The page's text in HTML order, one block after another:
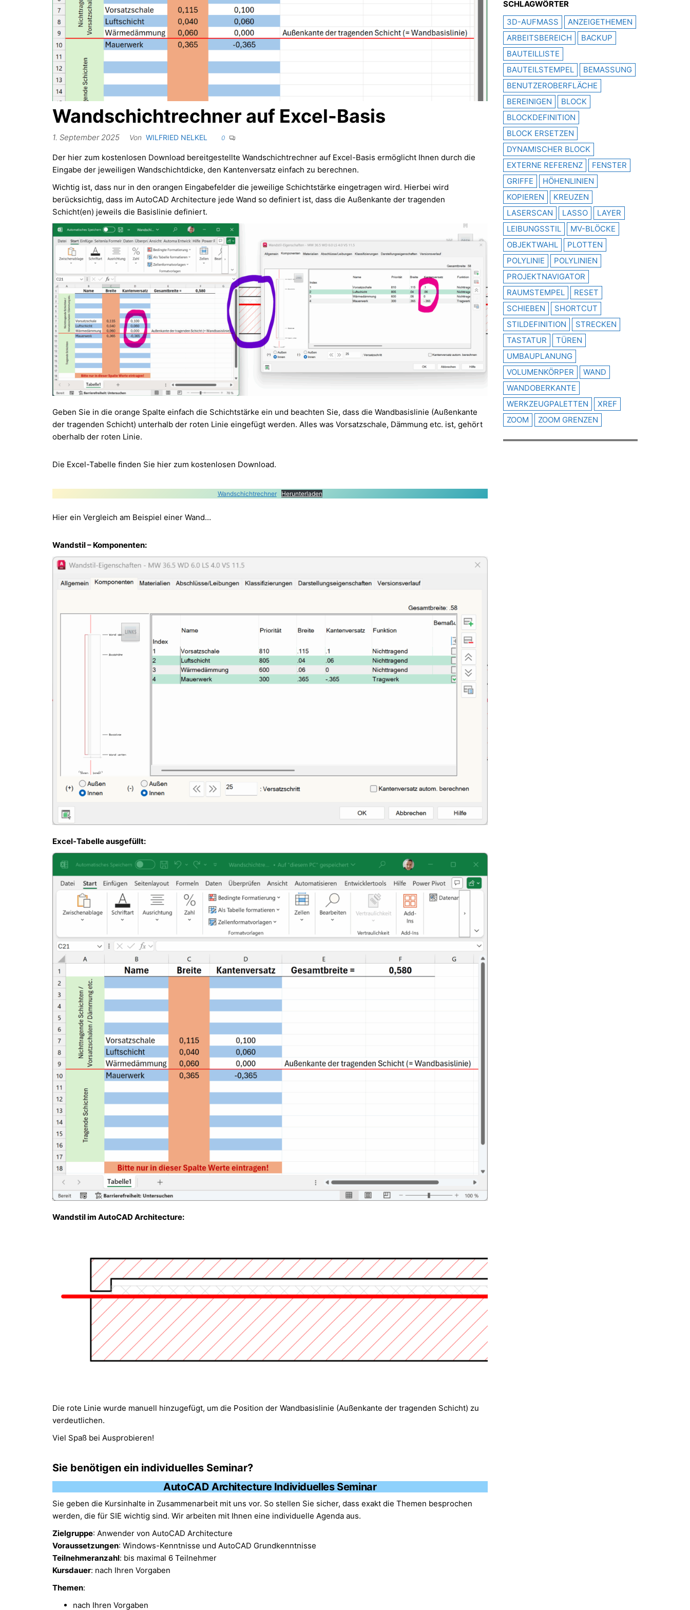
Wandschichtrechner auf Excel-Basis
1. September 2025 Von WILFRIED NELKEL 0
Der hier zum kostenlosen Download bereitgestellte Wandschichtrechner auf Excel-Basis ermöglicht Ihnen durch die
Eingabe der jeweiligen Wandschichtdicke, den Kantenversatz einfach zu berechnen.
Wichtig ist, dass nur in den orangen Eingabefelder die jeweilige Schichtstärke eingetragen wird. Hierbei wird
berücksichtig, dass im AutoCAD Architecture jede Wand so definiert ist, dass die Außenkante der tragenden
Schicht(en) jeweils die Basislinie definiert.
Geben Sie in die orange Spalte einfach die Schichtstärke ein und beachten Sie, dass die Wandbasislinie (Außenkante
der tragenden Schicht) unterhalb der roten Linie eingefügt werden. Alles was Vorsatzschale, Dämmung etc. ist, gehört
oberhalb der roten Linie.
Die Excel-Tabelle finden Sie hier zum kostenlosen Download.
Wandschichtrechner Herunterladen
Hier ein Vergleich am Beispiel einer Wand…
Wandstil – Komponenten:
Excel-Tabelle ausgefüllt:
Wandstil im AutoCAD Architecture:
Die rote Linie wurde manuell hinzugefügt, um die Position der Wandbasislinie (Außenkante der tragenden Schicht) zu
verdeutlichen.
Viel Spaß bei Ausprobieren!
Sie benötigen ein individuelles Seminar?
AutoCAD Architecture Individuelles Seminar
Sie geben die Kursinhalte in Zusammenarbeit mit uns vor. So stellen Sie sicher, dass exakt die Themen besprochen
werden, die für SIE wichtig sind. Wir arbeiten mit Ihnen eine individuelle Agenda aus.
Zielgruppe: Anwender von AutoCAD Architecture
Voraussetzungen: Windows-Kenntnisse und AutoCAD Grundkenntnisse
Teilnehmeranzahl: bis maximal 6 Teilnehmer
Kursdauer: nach Ihren Vorgaben
Themen:
nach Ihren Vorgaben
SCHLAGWÖRTER
3D-AUFMASS
ANZEIGETHEMEN
ARBEITSBEREICH
BACKUP
BAUTEILLISTE
BAUTEILSTEMPEL
BEMASSUNG
BENUTZEROBERFLÄCHE
BEREINIGEN
BLOCK
BLOCKDEFINITION
BLOCK ERSETZEN
DYNAMISCHER BLOCK
EXTERNE REFERENZ
FENSTER
GRIFFE
HÖHENLINIEN
KOPIEREN
KREUZEN
LASERSCAN
LASSO
LAYER
LEIBUNGSSTIL
MV-BLÖCKE
OBJEKTWAHL
PLOTTEN
POLYLINIE
POLYLINIEN
PROJEKTNAVIGATOR
RAUMSTEMPEL
RESET
SCHIEBEN
SHORTCUT
STILDEFINITION
STRECKEN
TASTATUR
TÜREN
UMBAUPLANUNG
VOLUMENKÖRPER
WAND
WANDOBERKANTE
WERKZEUGPALETTEN
XREF
ZOOM
ZOOM GRENZEN